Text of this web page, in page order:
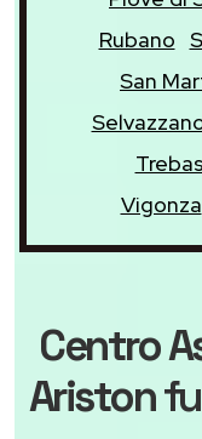
Rubano
San
Vigonza
Centro
Ariston